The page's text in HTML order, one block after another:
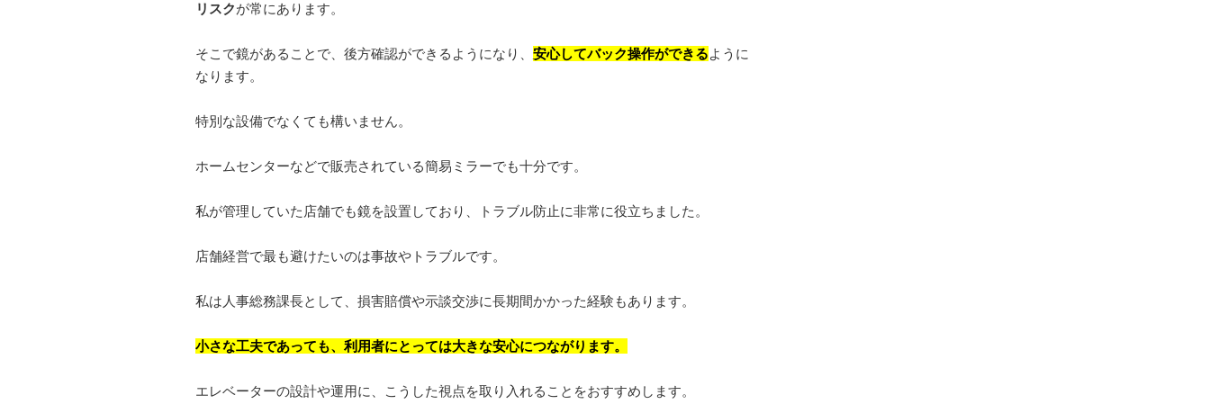
リスクが常にあります。
そこで鏡があることで、後方確認ができるようになり、 安心してバック操作ができるように
なります。
特別な設備でなくても構いません。
ホームセンターなどで販売されている簡易ミラーでも十分です。
私が管理していた店舗でも鏡を設置しており、トラブル防止に非常に役立ちました。
店舗経営で最も避けたいのは事故やトラブルです。
私は人事総務課長として、損害賠償や示談交渉に長期間かかった経験もあります。
小さな工夫であっても、利用者にとっては大きな安心につながります。
エレベーターの設計や運用に、こうした視点を取り入れることをおすすめします。